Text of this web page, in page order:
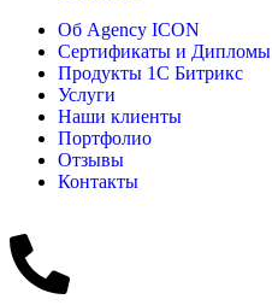
Об Agency ICON
Сертификаты и Дипломы
Продукты 1С Битрикс
Услуги
Наши клиенты
Портфолио
Отзывы
Контакты